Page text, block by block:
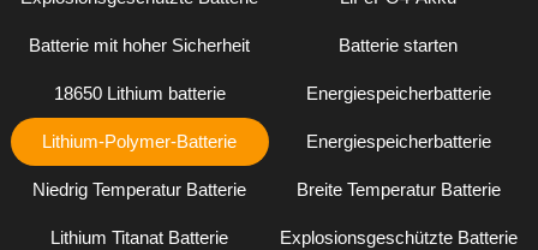
Batterie mit hoher Sicherheit Batterie starten
18650 Lithium batterie Energiespeicherbatterie
Lithium-Polymer-Batterie Energiespeicherbatterie
Niedrig Temperatur Batterie Breite Temperatur Batterie
Lithium Titanat Batterie Explosionsgeschützte Batterie